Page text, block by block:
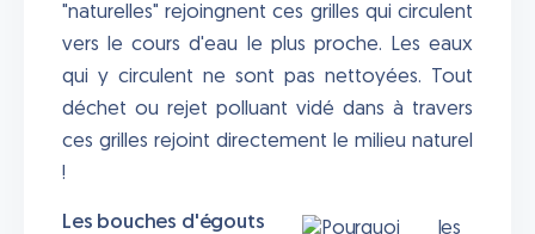
"naturelles" rejoingnent ces grilles qui circulent
vers le cours d'eau le plus proche. Les eaux
qui y circulent ne sont pas nettoyées. Tout
déchet ou rejet polluant vidé dans à travers
ces grilles rejoint directement le milieu naturel
!
Les bouches d'égouts